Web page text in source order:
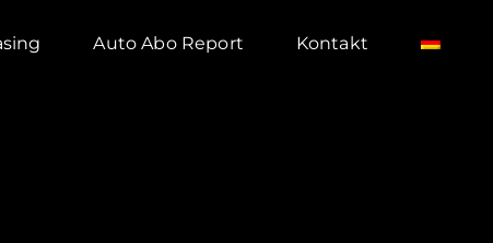
Auto Abo Report Kontakt